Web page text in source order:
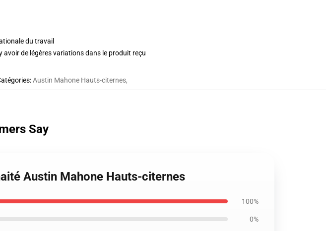
du travail
de légères variations dans le produit reçu
:Austin Mahone Hauts-citernes,
Say
Austin Mahone Hauts-citernes
100%
0%